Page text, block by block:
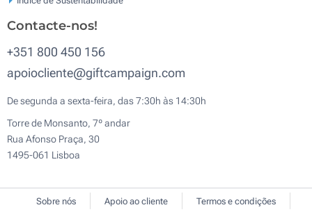
Contacte-nos!
+351 800 450 156
apoiocliente@giftcampaign.com
De segunda a sexta-feira, das 7:30h às 14:30h
Torre de Monsanto, 7º andar
Rua Afonso Praça, 30
1495-061 Lisboa
Sobre nós Apoio ao cliente Termos e condições